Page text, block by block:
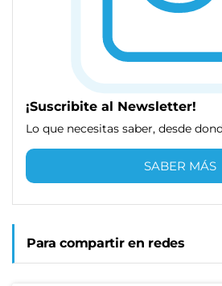
¡Suscribite al Newsletter!
Lo que necesitas saber, desde
SABER MÁS
Para compartir en redes